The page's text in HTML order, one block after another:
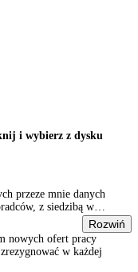
i wybierz z dysku
przeze mnie danych
z siedzibą w
i zawodowych,
przeze mnie danych
z siedzibą w
Rozwiń
nowych ofert pracy
w każdej